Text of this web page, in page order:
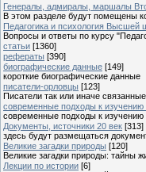
Генералы, адмиралы, маршалы
В этом разделе будут помещены
Педагогика и психология Высшей
Вопросы и ответы по курсу
статьи [1360]
рефераты [390]
биографические данные [149]
короткие биографические данные
писатели-орловцы [123]
Писатели так или иначе
современные подходы к изучению
современные подходы к изучению
Документы, источники 20 век [313]
здесь будут размещаться
Великие загадки природы [120]
Великие загадки природы: тайны
Лекции по истории [6]